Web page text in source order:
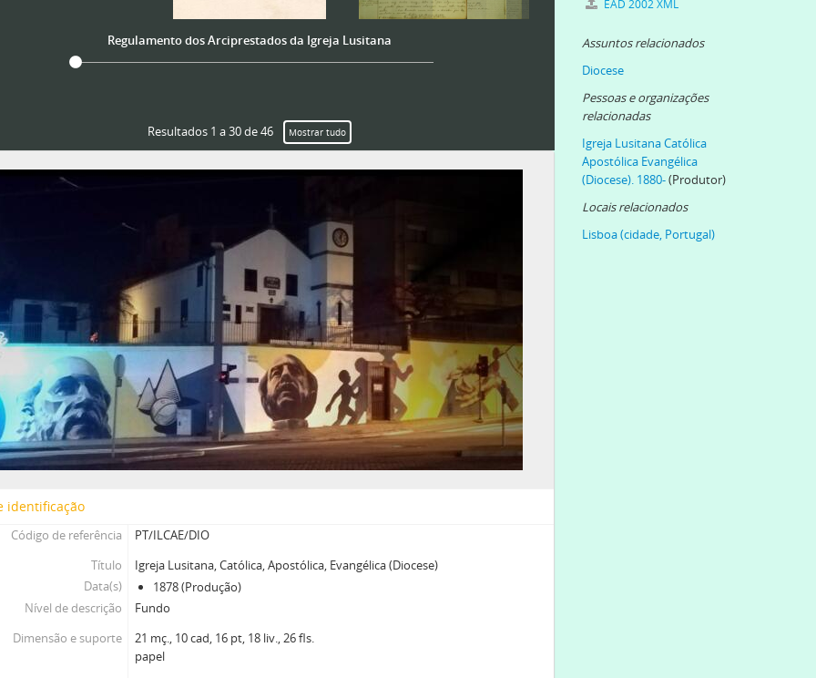
Regulamento dos Arciprestados da Igreja Lusitana
Resultados 1 a 30 de 46 Mostrar tudo
identificação
Código de referência
PT/ILCAE/DIO
Título
Igreja Lusitana, Católica, Apostólica, Evangélica (Diocese)
Data(s)
1878 (Produção)
Nível de descrição
Fundo
Dimensão e suporte
21 mç., 10 cad, 16 pt, 18 liv., 26 fls.
papel
EAD 2002 XML
Assuntos relacionados
Diocese
Pessoas e organizações
relacionadas
Igreja Lusitana Católica
Apostólica Evangélica
(Diocese). 1880-(Produtor)
Locais relacionados
Lisboa (cidade, Portugal)